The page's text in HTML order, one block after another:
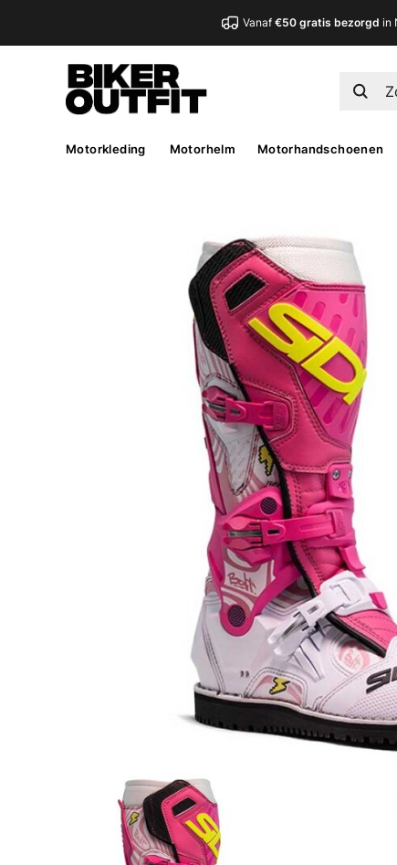
Vanaf€50 gratis bezorgd in
Motorkleding Motorhelm Motorhandschoenen